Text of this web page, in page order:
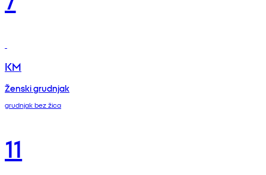
KM
Ženski grudnjak
grudnjak bez žica
11